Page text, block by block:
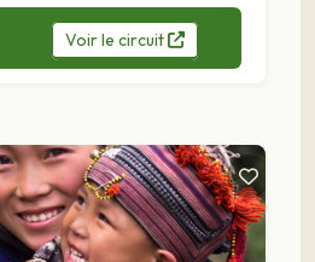
Voirle circuit